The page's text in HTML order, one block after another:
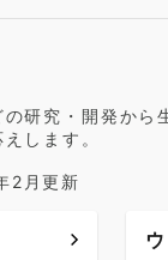
研究・開発か
します。
月更新